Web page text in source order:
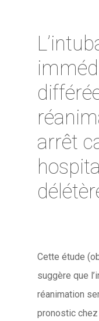
arrêt
Cette étude
suggère que
réanimation
pronostic